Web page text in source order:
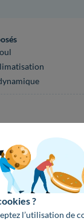
?
l’utilisation de